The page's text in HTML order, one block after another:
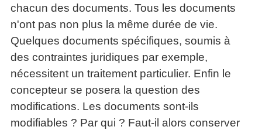
chacun des documents. Tous les documents
n'ont pas non plus la même durée de vie.
Quelques documents spécifiques, soumis à
des contraintes juridiques par exemple,
nécessitent un traitement particulier. Enfin le
concepteur se posera la question des
modifications. Les documents sont-ils
modifiables ? Par qui ? Faut-il alors conserver